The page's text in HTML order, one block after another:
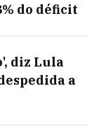
do déficit
diz Lula
a